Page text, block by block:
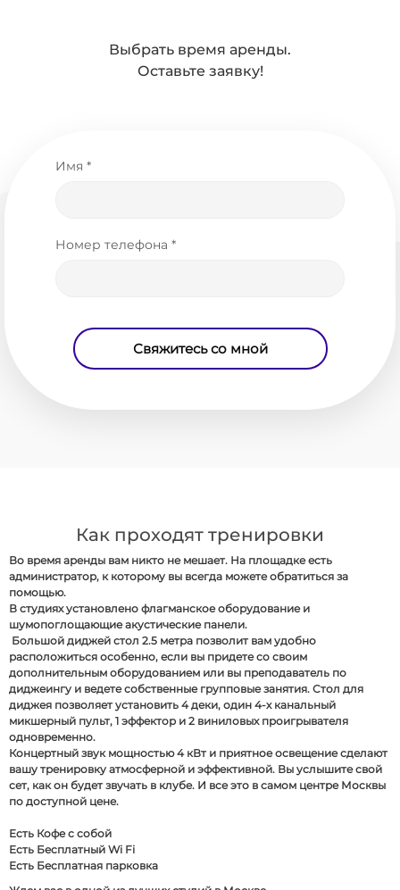
Выбрать время аренды.
Оставьте заявку!
Имя *
Номер телефона *
Свяжитесь со мной
Как проходят тренировки
Во время аренды вам никто не мешает. На площадке есть
администратор, к которому вы всегда можете обратиться за
помощью.
В студиях установлено флагманское оборудование и
шумопоглощающие акустические панели.
Большой диджей стол 2.5 метра позволит вам удобно
расположиться особенно, если вы придете со своим
дополнительным оборудованием или вы преподаватель по
диджеингу и ведете собственные групповые занятия. Стол для
диджея позволяет установить 4 деки, один 4-х канальный
микшерный пульт, 1 эффектор и 2 виниловых проигрывателя
одновременно.
Концертный звук мощностью 4 кВт и приятное освещение сделают
вашу тренировку атмосферной и эффективной. Вы услышите свой
сет, как он будет звучать в клубе. И все это в самом центре Москвы
по доступной цене.
Есть Кофе с собой
Есть Бесплатный Wi Fi
Есть Бесплатная парковка